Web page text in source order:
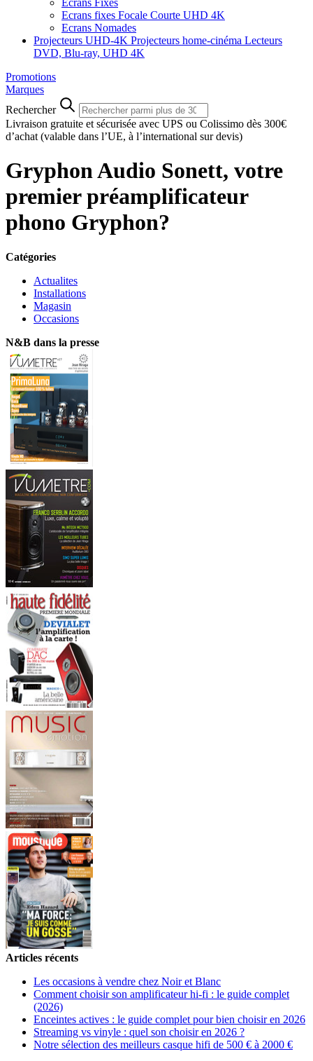
Ecrans Fixes
Ecrans fixes Focale Courte UHD 4K
Ecrans Nomades
Projecteurs UHD-4K Projecteurs home-cinéma Lecteurs
DVD, Blu-ray, UHD 4K
Promotions
Marques
Rechercher
Livraison gratuite et sécurisée avec UPS ou Colissimo dès 300€
d’achat (valable dans l’UE, à l’international sur devis)
Gryphon Audio Sonett, votre
premier préamplificateur
phono Gryphon?
Catégories
Actualites
Installations
Magasin
Occasions
N&B dans la presse
Articles récents
Les occasions à vendre chez Noir et Blanc
Comment choisir son amplificateur hi-fi : le guide complet
(2026)
Enceintes actives : le guide complet pour bien choisir en 2026
Streaming vs vinyle : quel son choisir en 2026 ?
Notre sélection des meilleurs casque hifi de 500 € à 2000 €